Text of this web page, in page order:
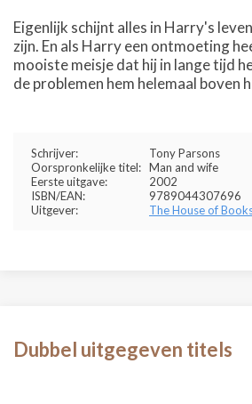
Eigenlijk schijnt alles in Harry's
zijn. En als Harry een ontmoeting
mooiste meisje dat hij in lange tijd
de problemen hem helemaal boven
Schrijver:
Tony Parsons
Oorspronkelijke titel: Man and wife
Eerste uitgave:
2002
ISBN/EAN:
9789044307696
Uitgever:
The House of
Dubbel uitgegeven titels